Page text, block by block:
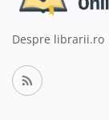
Despre librarii.ro